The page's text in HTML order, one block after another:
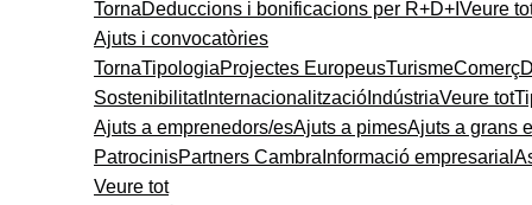
TornaDeduccions i bonificacions per R+D+I Veure
Ajuts i convocatòries
TornaTipologiaProjectes EuropeusTurismeComerç
SostenibilitatInternacionalització IndústriaVeure tot
Ajuts a emprenedors/esAjuts a pimesAjuts a grans
PatrocinisPartners Cambra Informació empresarial
Veure tot